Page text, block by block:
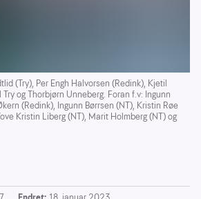
(Try), Per Engh Halvorsen (Redink), Kjetil
og Thorbjørn Unneberg. Foran f.v: Ingunn
(Redink), Ingunn Børrsen (NT), Kristin Røe
Kristin Liberg (NT), Marit Holmberg (NT) og